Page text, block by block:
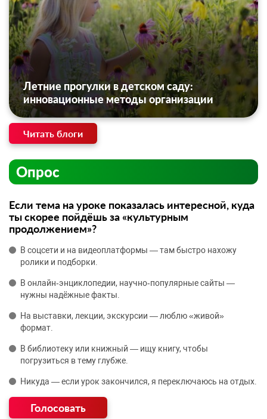
Летние прогулки в детском саду:
инновационные методы организации
Читать блоги
Опрос
Если тема на уроке показалась интересной, куда
ты скорее пойдёшь за «культурным
продолжением»?
В соцсети и на видеоплатформы — там быстро нахожу
ролики и подборки.
В онлайн‑энциклопедии, научно‑популярные сайты —
нужны надёжные факты.
На выставки, лекции, экскурсии — люблю «живой»
формат.
В библиотеку или книжный — ищу книгу, чтобы
погрузиться в тему глубже.
Никуда — если урок закончился, я переключаюсь на отдых.